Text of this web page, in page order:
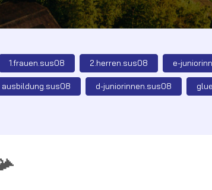
1.frauen.sus08 2.herren.sus08 e-
ausbildung.sus08 d-juniorinnen.sus08